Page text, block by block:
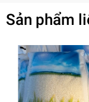
Sản phẩm